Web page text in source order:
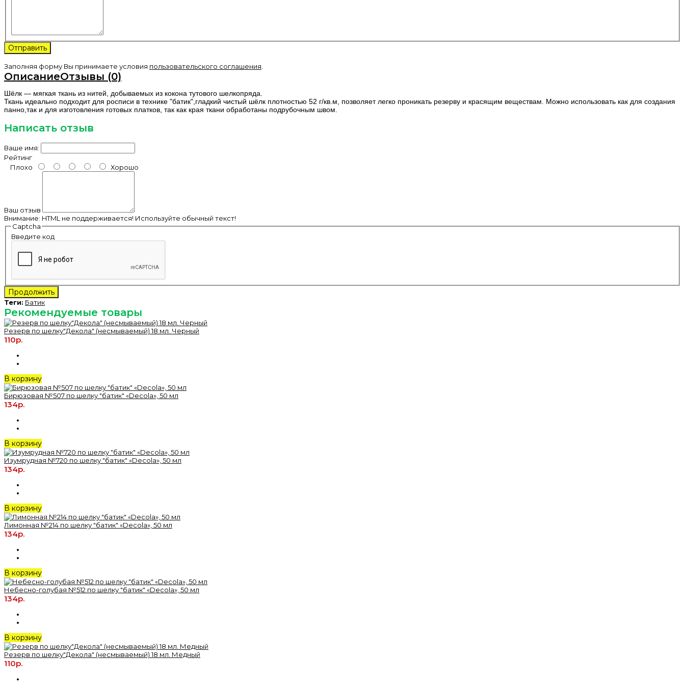
Заполняя форму Вы принимаете условия пользовательского соглашения
ОписаниеОтзывы (0)
Шёлк — мягкая ткань из нитей, добываемых из кокона тутового шелкопряда.
Ткань идеально подходит для росписи в технике "батик",гладкий чистый шёлк плотностью 52 г/кв.м, позволяет легко проникать резерву и красящим веществам. Можно использовать как для создания
панно,так и для изготовления готовых платков, так как края ткани обработаны подрубочным швом.
Написать отзыв
Ваше имя:
Рейтинг
Плохо
Хорошо
Ваш отзыв
Внимание: HTML не поддерживается! Используйте обычный текст!
Captcha
Введите код
Продолжить
Теги: Батик
Рекомендуемые товары
Резерв по шелку"Декола" (несмываемый) 18 мл. Черный
110р.
В корзину
Бирюзовая №507 по шелку "батик" «Decola», 50 мл
134р.
В корзину
Изумрудная №720 по шелку "батик" «Decola», 50 мл
134р.
В корзину
Лимонная №214 по шелку "батик" «Decola», 50 мл
134р.
В корзину
Небесно-голубая №512 по шелку "батик" «Decola», 50 мл
134р.
В корзину
Резерв по шелку"Декола" (несмываемый) 18 мл. Медный
110р.